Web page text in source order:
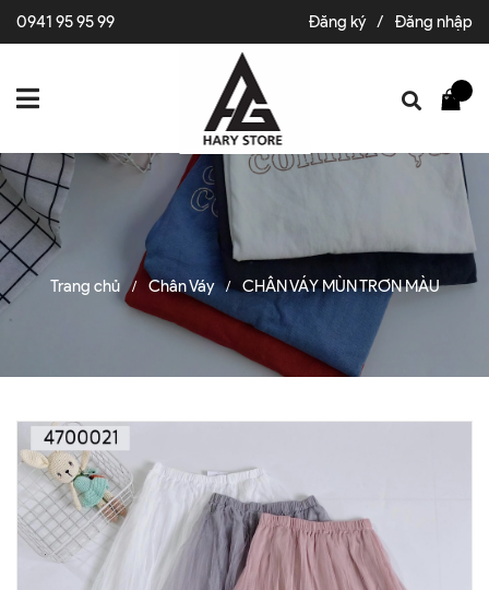
0941 95 95 99 Đăng ký / Đăng nhập
Trang chủ / Chân Váy / CHÂN VÁY MÙN TRƠN MÀU